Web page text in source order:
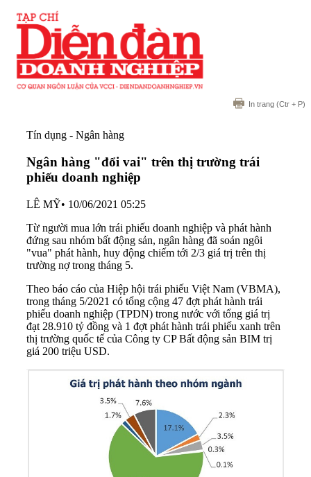
In trang (Ctr + P)
Tín dụng - Ngân hàng
Ngân hàng "đổi vai" trên thị trường trái
phiếu doanh nghiệp
LÊ MỸ• 10/06/2021 05:25
Từ người mua lớn trái phiếu doanh nghiệp và phát hành
đứng sau nhóm bất động sản, ngân hàng đã soán ngôi
"vua" phát hành, huy động chiếm tới 2/3 giá trị trên thị
trường nợ trong tháng 5.
Theo báo cáo của Hiệp hội trái phiếu Việt Nam (VBMA),
trong tháng 5/2021 có tổng cộng 47 đợt phát hành trái
phiếu doanh nghiệp (TPDN) trong nước với tổng giá trị
đạt 28.910 tỷ đồng và 1 đợt phát hành trái phiếu xanh trên
thị trường quốc tế của Công ty CP Bất động sản BIM trị
giá 200 triệu USD.